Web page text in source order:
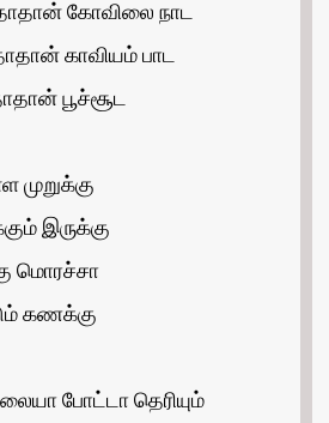
கோவிலை நாட
காவியம் பாட
பூச்சூட
முறுக்கு
இருக்கு
மொரச்சா
கணக்கு
போட்டா தெரியும்